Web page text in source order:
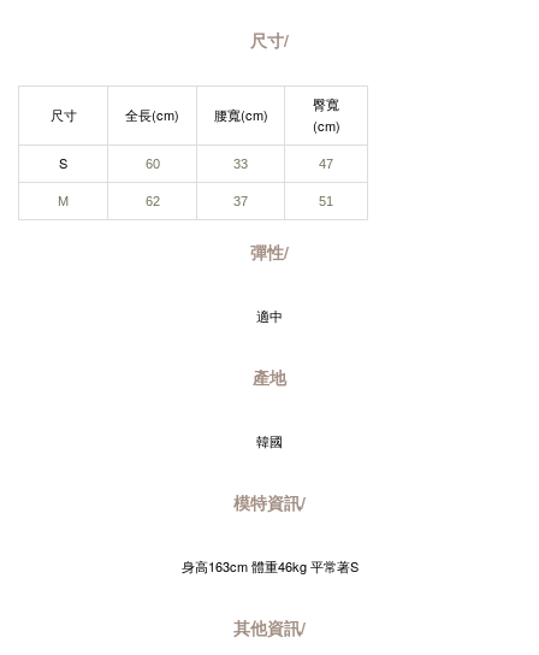
尺寸/
尺寸 全長(cm) 腰寬(cm)
臀寬
(cm)
S​
60 33 47
M 62 37 51
彈性/
適中
產地
韓國
模特資訊/
身高163cm 體重46kg 平常著S
其他資訊/